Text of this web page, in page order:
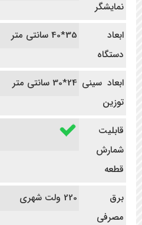
نمایشگر
ابعاد
دستگاه
35*40 سانتی متر
ابعاد سینی
توزین
24*30 سانتی متر
قابلیت
شمارش
قطعه
برق
مصرفی
220 ولت شهری